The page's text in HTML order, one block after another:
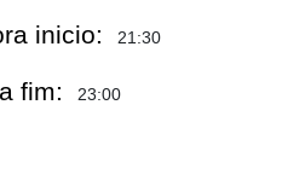
inicio: 21:30
fim: 23:00